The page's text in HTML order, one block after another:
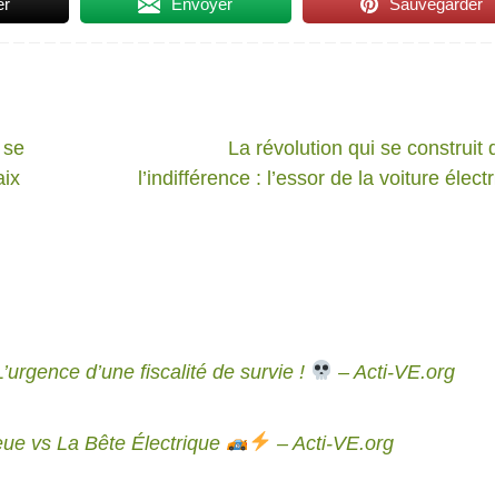
Envoyer Sauvegarder
La révolution qui se construit
l’indifférence : l’essor de la voiture
d’une fiscalité de survie ! – Acti-VE.org
vs La Bête Électrique – Acti-VE.org